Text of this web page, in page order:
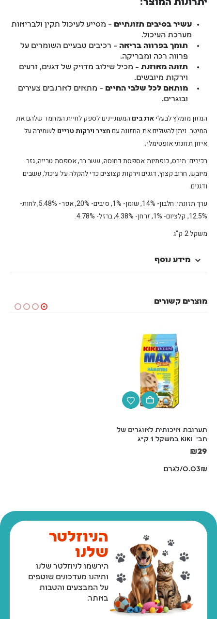
יתרונות המוצר:
עשיר בסיבים תזונתיים – מסייע לעיכול תקין ולבריאות
מערכת העיכול.
תומך בפרווה בריאה – רכיבים טבעיים השומרים על
פרווה רכה ומבריקה.
תזונה מאוזנת – מכיל שילוב מדויק של דגנים, זרעים
וירקות מיובשים.
מותאם לכל שלבי החיים – מתאים לארנבים צעירים
ובוגרים.
המזון מומלץ לבעליארנבים המעוניינים לספק לחיית המחמד שלהם את
המיטב. ניתן להשלים את התזונה עםחציר וירקות טריים לשמירה על
איזון תזונתי אופטימלי.
רכיבים: תירס, כופתיות אספסת דחוסה, עשב בר, אספסת טרייה, גזר
מיובש, חרוב קצוץ, דגנים וירקות קצוצים כדי להקלה על עיכול, עשבים
ודגנים.
ערך תזונתי: חלבון- 14%, שומן- 1%, סיבים- 20%, אפר- 5.48%, לחות-
12.5%, קלציום- 1%, זרחן- 4.38%, ברזל- 4.78%.
משקל 2 ק"ג
מידע נוסף
מוצרים קשורים
תערובת איכותית לאוגרים של
חב'  KIKI במשקל 1 ק"ג
₪29
0.03₪/לגרם
הניוזלטר
שלנו
הירשמו לניוזלטר שלנו
ותיהנו מעדכונים שוטפים
על המבצעים והטבות
באתר.